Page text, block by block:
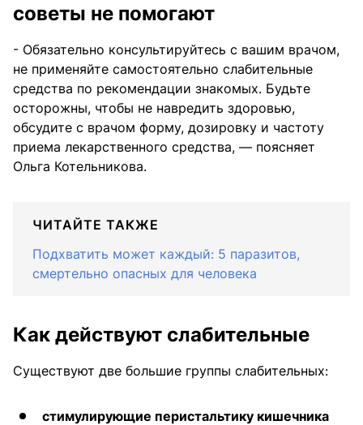
советы не помогают
- Обязательно консультируйтесь с вашим врачом,
не применяйте самостоятельно слабительные
средства по рекомендации знакомых. Будьте
осторожны, чтобы не навредить здоровью,
обсудите с врачом форму, дозировку и частоту
приема лекарственного средства, — поясняет
Ольга Котельникова.
ЧИТАЙТЕ ТАКЖЕ
Подхватить может каждый: 5 паразитов,
смертельно опасных для человека
Как действуют слабительные
Существуют две большие группы слабительных:
стимулирующие перистальтику кишечника